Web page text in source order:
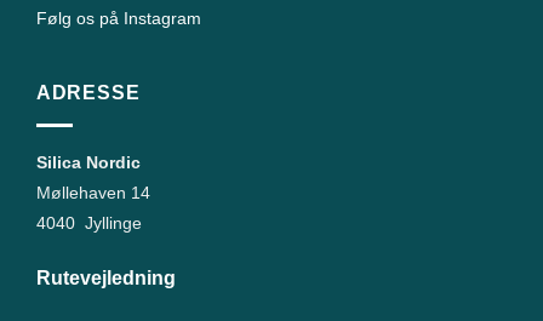
Følg os på Instagram
ADRESSE
Silica Nordic
Møllehaven 14
4040 Jyllinge
Rutevejledning